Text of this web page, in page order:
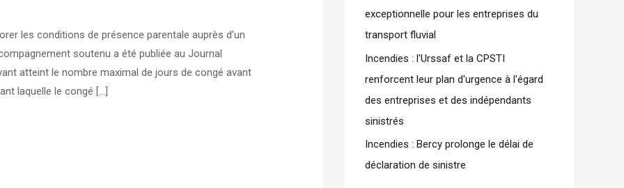
les conditions de présence parentale auprès d’un
soutenu a été publiée au Journal
atteint le nombre maximal de jours de congé avant
laquelle le congé […]
exceptionnelle pour les entreprises du
transport fluvial
Incendies : l'Urssaf et la CPSTI
renforcent leur plan d'urgence à l'égard
des entreprises et des indépendants
sinistrés
Incendies : Bercy prolonge le délai de
déclaration de sinistre